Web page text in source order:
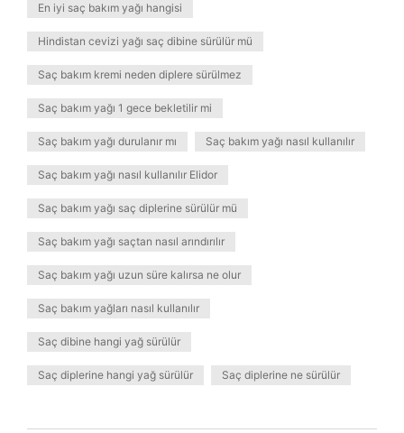
En iyi saç bakım yağı hangisi
Hindistan cevizi yağı saç dibine sürülür mü
Saç bakım kremi neden diplere sürülmez
Saç bakım yağı 1 gece bekletilir mi
Saç bakım yağı durulanır mı Saç bakım yağı nasıl kullanılır
Saç bakım yağı nasıl kullanılır Elidor
Saç bakım yağı saç diplerine sürülür mü
Saç bakım yağı saçtan nasıl arındırılır
Saç bakım yağı uzun süre kalırsa ne olur
Saç bakım yağları nasıl kullanılır
Saç dibine hangi yağ sürülür
Saç diplerine hangi yağ sürülür Saç diplerine ne sürülür